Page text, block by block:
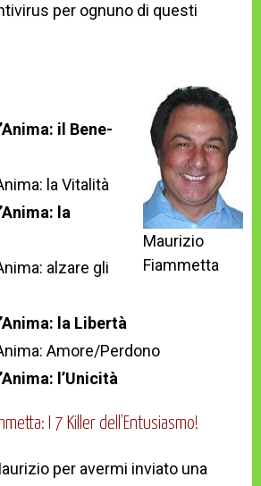
per ognuno di questi
Maurizio
Fiammetta
il Bene-
la Vitalità
la
alzare gli
la Libertà
Amore/Perdono
l’Unicità
I 7 Killer dell’Entusiasmo!
per avermi inviato una